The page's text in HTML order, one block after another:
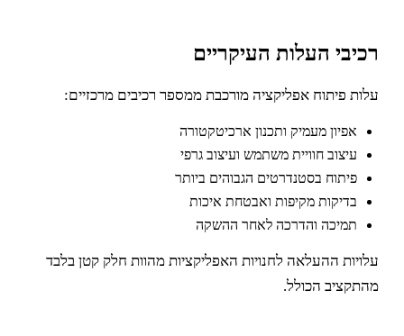
רכיבי העלות העיקריים
עלות פיתוח אפליקציה מורכבת ממספר רכיבים מרכזיים:
אפיון מעמיק ותכנון ארכיטקטורה
עיצוב חוויית משתמש ועיצוב גרפי
פיתוח בסטנדרטים הגבוהים ביותר
בדיקות מקיפות ואבטחת איכות
תמיכה והדרכה לאחר ההשקה
עלויות ההעלאה לחנויות האפליקציות מהוות חלק קטן בלבד
מהתקציב הכולל.